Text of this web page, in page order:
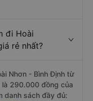
đi Hoài
rẻ nhất?
Nhơn - Bình Định từ
là 290.000 đồng của
danh sách đầy đủ: